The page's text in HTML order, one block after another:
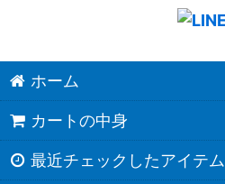
ホーム
カートの中身
最近チェックしたアイテム